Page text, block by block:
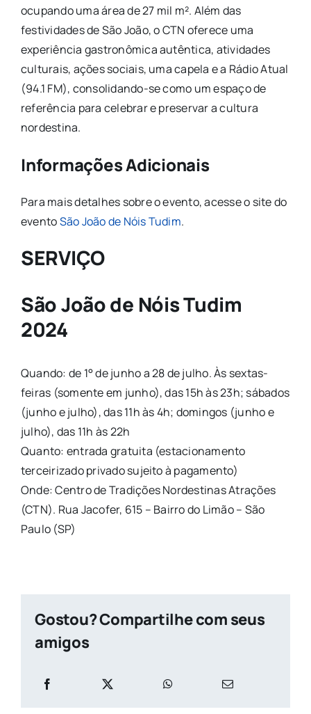
ocupando uma área de 27 mil m². Além das
festividades de São João, o CTN oferece uma
experiência gastronômica autêntica, atividades
culturais, ações sociais, uma capela e a Rádio Atual
(94.1 FM), consolidando-se como um espaço de
referência para celebrar e preservar a cultura
nordestina.
Informações Adicionais
Para mais detalhes sobre o evento, acesse o site do
eventoSão João de Nóis Tudim.
SERVIÇO
São João de Nóis Tudim
2024
Quando: de 1° de junho a 28 de julho. Às sextas-
feiras (somente em junho), das 15h às 23h; sábados
(junho e julho), das 11h às 4h; domingos (junho e
julho), das 11h às 22h
Quanto: entrada gratuita (estacionamento
terceirizado privado sujeito à pagamento)
Onde: Centro de Tradições Nordestinas Atrações
(CTN). Rua Jacofer, 615 – Bairro do Limão – São
Paulo (SP)
Gostou? Compartilhe com seus
amigos